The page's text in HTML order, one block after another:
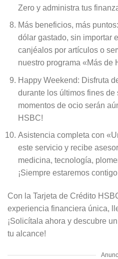
Zero y administra tus
Más beneficios, más
dólar gastado, sin importar
canjéalos por artículos o
nuestro programa «Más de
Happy Weekend: Disfruta
durante los últimos fines de
momentos de ocio serán
HSBC!
Asistencia completa con
este servicio y recibe
medicina, tecnología,
¡Siempre estaremos
Con la Tarjeta de Crédito
experiencia financiera única,
¡Solicítala ahora y descubre
tu alcance!